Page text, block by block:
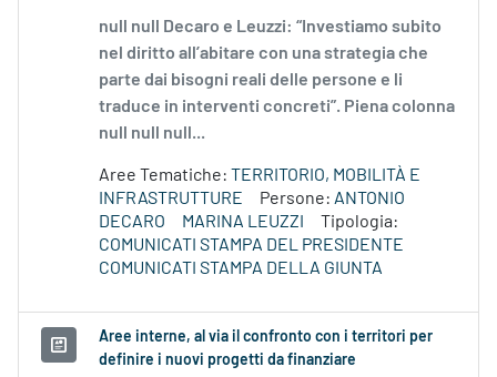
null null Decaro e Leuzzi: “Investiamo subito
nel diritto all’abitare con una strategia che
parte dai bisogni reali delle persone e li
traduce in interventi concreti”. Piena colonna
null null null...
Aree Tematiche: TERRITORIO, MOBILITÀ E
INFRASTRUTTURE
Persone: ANTONIO
DECARO
MARINA LEUZZI
Tipologia:
COMUNICATI STAMPA DEL PRESIDENTE
COMUNICATI STAMPA DELLA GIUNTA
Aree interne, al via il confronto con i territori per
definire i nuovi progetti da finanziare